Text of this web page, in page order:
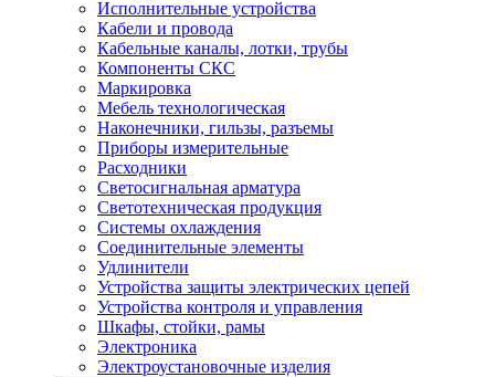
Исполнительные устройства
Кабели и провода
Кабельные каналы, лотки, трубы
Компоненты СКС
Маркировка
Мебель технологическая
Наконечники, гильзы, разъемы
Приборы измерительные
Расходники
Светосигнальная арматура
Светотехническая продукция
Системы охлаждения
Соединительные элементы
Удлинители
Устройства защиты электрических цепей
Устройства контроля и управления
Шкафы, стойки, рамы
Электроника
Электроустановочные изделия